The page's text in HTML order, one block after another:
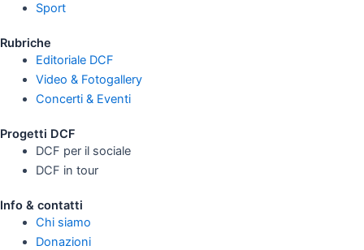
Sport
Rubriche
Editoriale DCF
Video & Fotogallery
Concerti & Eventi
Progetti DCF
DCF per il sociale
DCF in tour
Info & contatti
Chi siamo
Donazioni